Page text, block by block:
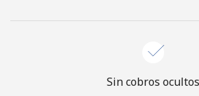
Sin cobros ocultos